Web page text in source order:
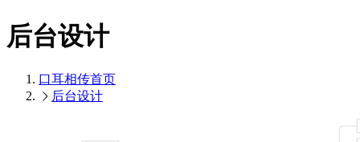
后台设计
口耳相传首页
后台设计